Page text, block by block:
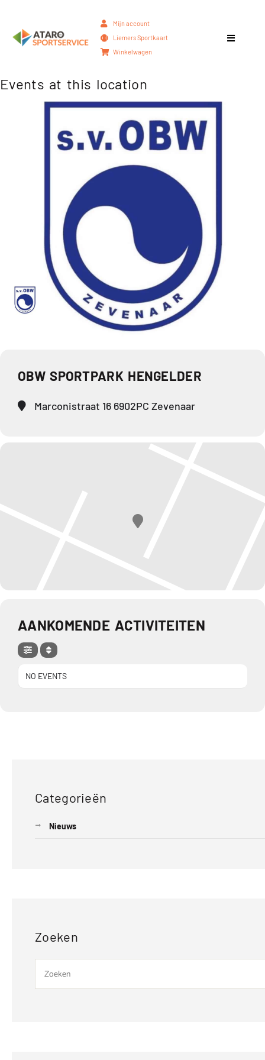
Mijn account
Liemers Sportkaart
Winkelwagen
Events at this location
OBW SPORTPARK HENGELDER
Marconistraat 16 6902PC Zevenaar
AANKOMENDE ACTIVITEITEN
NO EVENTS
Categorieën
Nieuws
Zoeken